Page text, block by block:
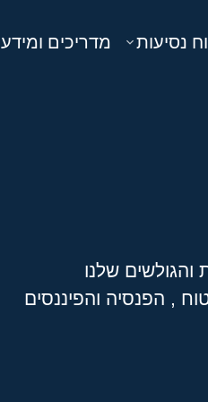
נסיעות מדריכים ומידע
שלנו
, הפנסיה והפיננסים